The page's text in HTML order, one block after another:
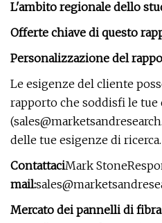
L'ambito regionale dello
Offerte chiave di questo
Personalizzazione del
Le esigenze del cliente
rapporto che soddisfi le
(
delle tue esigenze di ricerca.
ContattaciMark
mail:
Mercato dei pannelli di